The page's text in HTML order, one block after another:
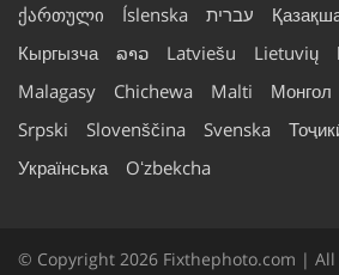
ქართული
Íslenska עברית
Кыргызча
ລາວ Latviešu Lietuvių
Malagasy
Chichewa Malti Монгол
Srpski
Slovenščina Svenska
Українська
Oʻzbekcha
© Copyright 2026 Fixthephoto.com | All